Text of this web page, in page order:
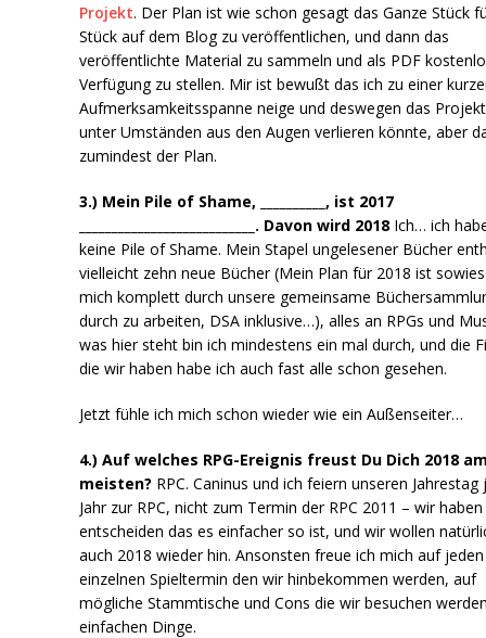
Projekt. Der Plan ist wie schon gesagt das Ganze Stück
Stück auf dem Blog zu veröffentlichen, und dann das
veröffentlichte Material zu sammeln und als PDF
Verfügung zu stellen. Mir ist bewußt das ich zu einer
Aufmerksamkeitsspanne neige und deswegen das Projekt
unter Umständen aus den Augen verlieren könnte, aber
zumindest der Plan.
3.) Mein Pile of Shame, __________, ist 2017
___________________________. Davon wird 2018 Ich… ich
keine Pile of Shame. Mein Stapel ungelesener Bücher
vielleicht zehn neue Bücher (Mein Plan für 2018 ist
mich komplett durch unsere gemeinsame
durch zu arbeiten, DSA inklusive…), alles an RPGs und
was hier steht bin ich mindestens ein mal durch, und die
die wir haben habe ich auch fast alle schon gesehen.
Jetzt fühle ich mich schon wieder wie ein Außenseiter…
4.) Auf welches RPG-Ereignis freust Du Dich 2018
meisten? RPC. Caninus und ich feiern unseren Jahrestag
Jahr zur RPC, nicht zum Termin der RPC 2011 – wir haben
entscheiden das es einfacher so ist, und wir wollen
auch 2018 wieder hin. Ansonsten freue ich mich auf jeden
einzelnen Spieltermin den wir hinbekommen werden, auf
mögliche Stammtische und Cons die wir besuchen
einfachen Dinge.